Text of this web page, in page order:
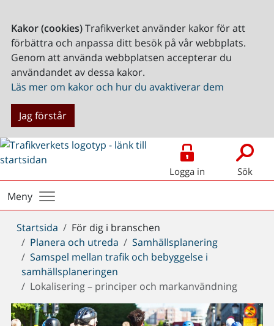
Kakor (cookies)Trafikverket använder kakor för att
förbättra och anpassa ditt besök på vår webbplats.
Genom att använda webbplatsen accepterar du
användandet av dessa kakor.
Läs mer om kakor och hur du avaktiverar dem
Jag förstår
Logga in Sök
Meny
Du
är
här:
Startsida
För dig i branschen
Planera och utreda
Samhällsplanering
Samspel mellan trafik och bebyggelse i
samhällsplaneringen
Lokalisering – principer och markanvändning